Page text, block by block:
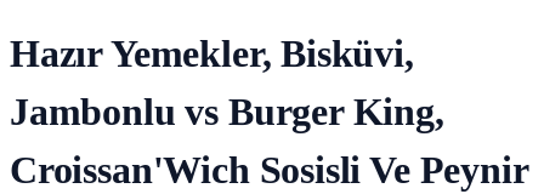
Hazır Yemekler, Bisküvi,
Jambonlu vs Burger King,
Croissan'Wich Sosisli Ve Peynir